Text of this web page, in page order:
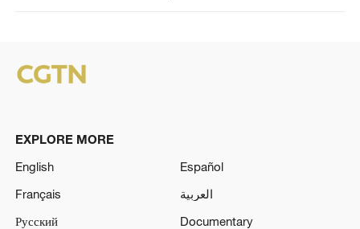
EXPLORE MORE
English
Español
Français
العربية
Русский
Documentary